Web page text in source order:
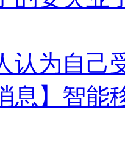
认为自己
息】智